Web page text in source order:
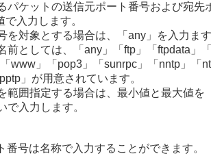
パケットの送信元ポート番号および宛先
入力します。
を対象とする場合は、「any」を入力ま
前としては、「any」「ftp」「ftpdata」
「www」「pop3」「sunrpc」「nntp」「
」が用意されています。
範囲指定する場合は、最小値と最大値を
で入力します。
番号は名称で入力することができます。